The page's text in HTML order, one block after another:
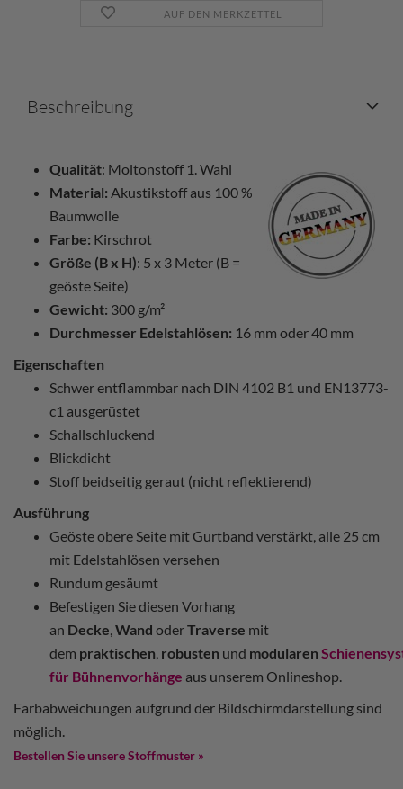
AUF DEN MERKZETTEL
Beschreibung
Qualität: Moltonstoff 1. Wahl
Material: Akustikstoff aus 100 %
Baumwolle
Farbe: Kirschrot
Größe (B x H): 5 x 3 Meter (B =
geöste Seite)
Gewicht: 300 g/m²
Durchmesser Edelstahlösen: 16 mm oder 40 mm
Eigenschaften
Schwer entflammbar nach DIN 4102 B1 und EN13773-
c1 ausgerüstet
Schallschluckend
Blickdicht
Stoff beidseitig geraut (nicht reflektierend)
Ausführung
Geöste obere Seite mit Gurtband verstärkt, alle 25 cm
mit Edelstahlösen versehen
Rundum gesäumt
Befestigen Sie diesen Vorhang
an Decke,Wand oderTraverse mit
dem praktischen, robusten und modularen
für Bühnenvorhänge aus unserem Onlineshop.
Farbabweichungen aufgrund der Bildschirmdarstellung sind
möglich.
Bestellen Sie unsere Stoffmuster »